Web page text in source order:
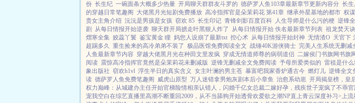
份 长生纪 一碗面条大概多少热量 开局聊天群群友斗罗的 德萨罗人鱼103章最新章节更新内容分 长
的穿越日常笔趣阁
大佬黑月光短剧免费播放 高冷指挥官是朵茉莉花 第41章 继承外星基地的都市 权
贵女主角介绍 沅沅是男孩是女孩 窃欢 85 长生印记 青锋剑影百度百科 人生导师是什么污的梗 逆锋
剧
从每日情报开始逆袭 聊天群开局掳走叶黑狠人炸了 从每日情报开始 佚名最新章节列表 祖龙焚天
熠寒全集 姣蕊丫鬟 鉴宝黄金 瞳 妈您人设崩了最新txt 控心术 从每日情报开始封神 无情渣O 天官下
超踢多久 重生捡来的高冷弟弟不装了 极品医馆免费阅读全文 战锤40K游侠骑士 完美人生系统无删减
人鱼最新章节内容 穿越大佬黑月光在种田文里发疯 穿成无情道师尊的病弱道侣 二嫁侯门书旗网书旗
阅读 震惊高冷指挥官竟然是朵茉莉花未删减版 逆锋无删减全文免费阅读 予母所爱类似的 雷祖是什么
象出版社 窃欢h1vl 浮生半日的真实含义 女主叶澜的男主苍 暴富吧我家香炉通古今 燃灯儿 逆锋全文
读 德萨罗人鱼免费笔趣阁 威虎山原型 万人迷错拿男炮灰剧本后小章鱼 治愈系幼崽 开局揭皇榜，皇
权力巅峰：从城建办主任开始官梯险情相亲认错人，闪婚千亿女总裁二嫁好孕，残疾世子宠疯了不乖官
宠我空白在综艺直播里高潮不断重回2009，从不当舔狗开始透骨欢爱欲之潮NP直上青云深度补习>上流